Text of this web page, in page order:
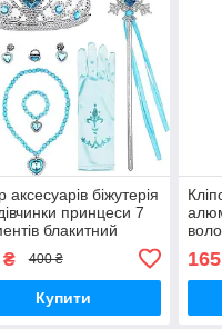
аксесуарів біжутерія
принцеси 7
блакитний
400 ₴
Купити
165